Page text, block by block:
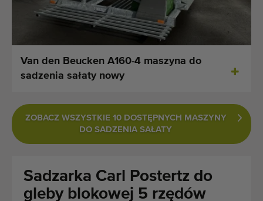
Ostatnio widziany maszyny
Powiadomieniom o maszynach
Import maszyn
Maszyny
O nas
Van den Beucken A160-4 maszyna do
sadzenia sałaty nowy
ZOBACZ WSZYSTKIE 10 DOSTĘPNYCH MASZYNY
DO SADZENIA SAŁATY
Sadzarka Carl Postertz do
gleby blokowej 5 rzędów